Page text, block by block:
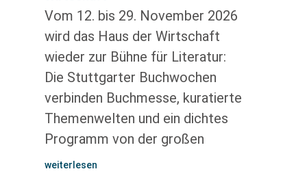
Vom 12. bis 29. November 2026
wird das Haus der Wirtschaft
wieder zur Bühne für Literatur:
Die Stuttgarter Buchwochen
verbinden Buchmesse, kuratierte
Themenwelten und ein dichtes
Programm von der großen
weiterlesen